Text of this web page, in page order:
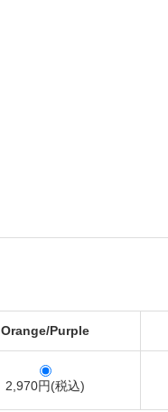
Orange/Purple
2,970円(税込)